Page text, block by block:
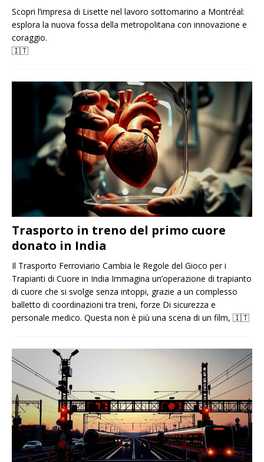
Scopri l’impresa di Lisette nel lavoro sottomarino a Montréal:
esplora la nuova fossa della metropolitana con innovazione e
coraggio.
🇮🇹
Trasporto in treno del primo cuore
donato in India
Il Trasporto Ferroviario Cambia le Regole del Gioco per i
Trapianti di Cuore in India Immagina un’operazione di trapianto
di cuore che si svolge senza intoppi, grazie a un complesso
balletto di coordinazioni tra treni, forze Di sicurezza e
personale medico. Questa non è più una scena di un film, 🇮🇹